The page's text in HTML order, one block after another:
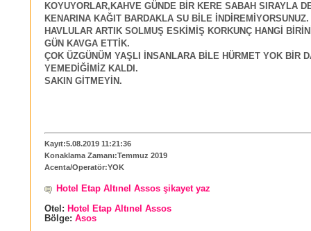
KOYUYORLAR,KAHVE GÜNDE BİR KERE SABAH SIRAYLA
KENARINA KAĞIT BARDAKLA SU BİLE İNDİREMİYORSUNUZ.
HAVLULAR ARTIK SOLMUŞ ESKİMİŞ KORKUNÇ HANGİ
GÜN KAVGA ETTİK.
ÇOK ÜZGÜNÜM YAŞLI İNSANLARA BİLE HÜRMET YOK BİR
YEMEDİĞİMİZ KALDI.
SAKIN GİTMEYİN.
Kayıt:5.08.2019 11:21:36
Konaklama Zamanı:Temmuz 2019
Acenta/Operatör:YOK
Hotel Etap Altınel Assos şikayet yaz
Otel: Hotel Etap Altınel Assos
Bölge: Asos